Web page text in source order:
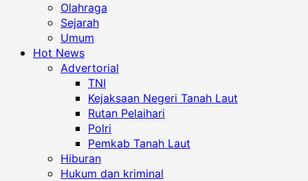
Olahraga
Sejarah
Umum
Hot News
Advertorial
TNI
Kejaksaan Negeri Tanah Laut
Rutan Pelaihari
Polri
Pemkab Tanah Laut
Hiburan
Hukum dan kriminal